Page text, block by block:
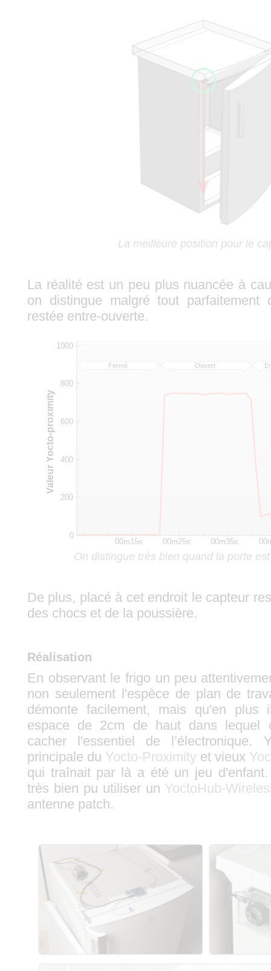
La meilleure position pour le
La réalité est un peu plus nuancée à
on distingue malgré tout parfaitement
restée entre-ouverte.
On distingue très bien quand la porte
De plus, placé à cet endroit le capteur
des chocs et de la poussière.
Réalisation
En observant le frigo un peu
non seulement l'espèce de plan de
démonte facilement, mais qu'en
espace de 2cm de haut dans lequel
cacher l'essentiel de
principale du Yocto-Proximity et vieux
qui traînait par là a été un jeu
très bien pu utiliser un YoctoHub-
antenne patch.